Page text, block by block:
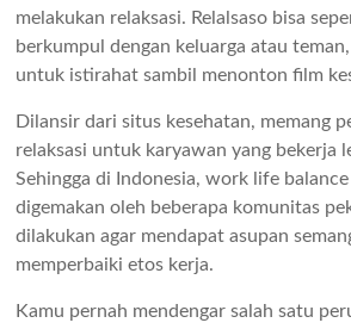
melakukan relaksasi. Relalsaso bisa
berkumpul dengan keluarga atau
untuk istirahat sambil menonton film
Dilansir dari situs kesehatan, memang
relaksasi untuk karyawan yang bekerja
Sehingga di Indonesia, work life
digemakan oleh beberapa komunitas
dilakukan agar mendapat asupan
memperbaiki etos kerja.
Kamu pernah mendengar salah satu